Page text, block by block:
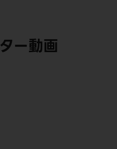
ー動画